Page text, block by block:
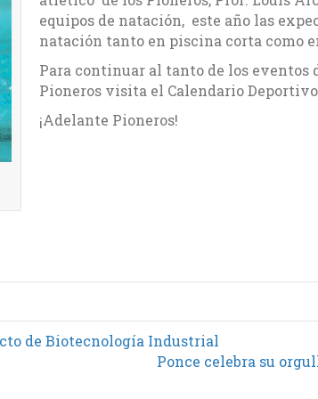
equipos de natación, este año las
natación tanto en piscina corta como
Para continuar al tanto de los eventos
Pioneros visita el Calendario
¡Adelante Pioneros!
de Biotecnología Industrial
Ponce celebra su